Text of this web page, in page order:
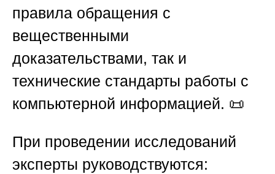
правила обращения с
вещественными
доказательствами, так и
технические стандарты работы с
компьютерной информацией. 📜
При проведении исследований
эксперты руководствуются: